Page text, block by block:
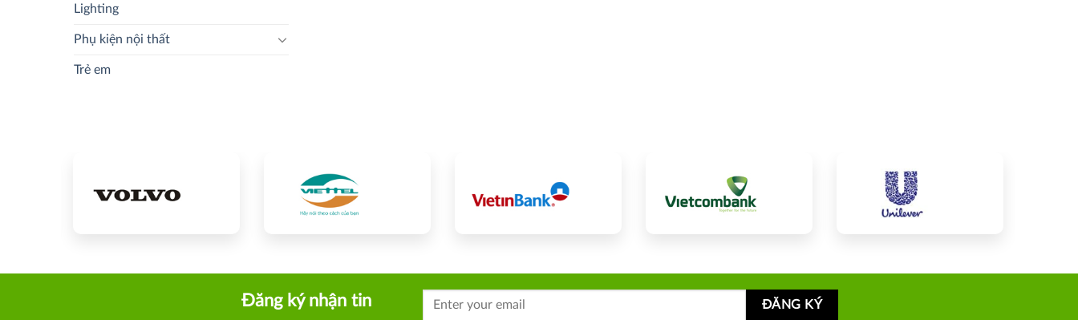
Lighting
Phụ kiện nội thất
Trẻ em
Đăng ký nhận tin